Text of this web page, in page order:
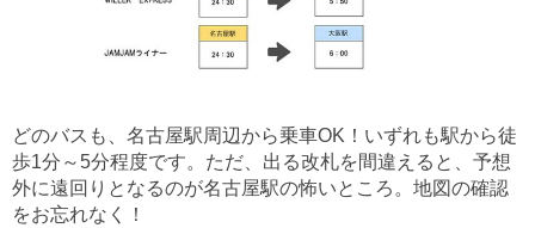
どのバスも、名古屋駅周辺から乗車OK！いずれも駅から徒
歩1分～5分程度です。ただ、出る改札を間違えると、予想
外に遠回りとなるのが名古屋駅の怖いところ。地図の確認
をお忘れなく！